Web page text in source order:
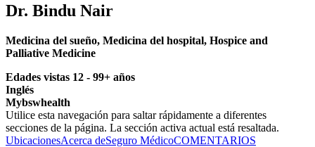
Dr. Bindu Nair
Medicina del sueño, Medicina del hospital, Hospice and
Palliative Medicine
Edades vistas 12 - 99+ años
Inglés
Mybswhealth
Utilice esta navegación para saltar rápidamente a diferentes
secciones de la página. La sección activa actual está resaltada.
UbicacionesAcerca deSeguro MédicoCOMENTARIOS